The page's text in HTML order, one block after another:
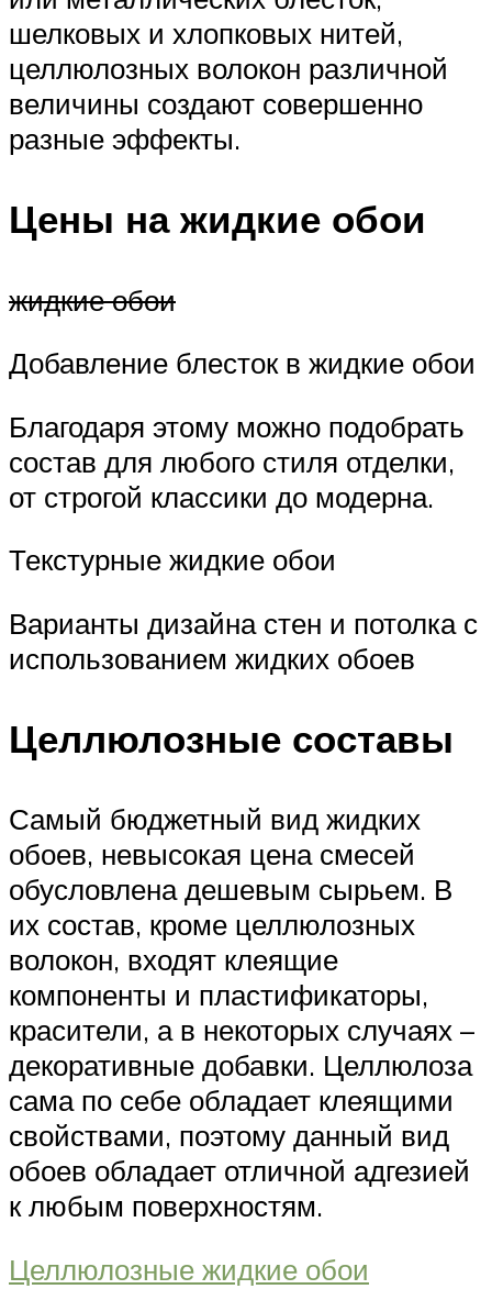
шелковых и хлопковых нитей,
целлюлозных волокон различной
величины создают совершенно
разные эффекты.
Цены на жидкие обои
жидкие обои
Добавление блесток в жидкие обои
Благодаря этому можно подобрать
состав для любого стиля отделки,
от строгой классики до модерна.
Текстурные жидкие обои
Варианты дизайна стен и потолка с
использованием жидких обоев
Целлюлозные составы
Самый бюджетный вид жидких
обоев, невысокая цена смесей
обусловлена дешевым сырьем. В
их состав, кроме целлюлозных
волокон, входят клеящие
компоненты и пластификаторы,
красители, а в некоторых случаях –
декоративные добавки. Целлюлоза
сама по себе обладает клеящими
свойствами, поэтому данный вид
обоев обладает отличной адгезией
к любым поверхностям.
Целлюлозные жидкие обои